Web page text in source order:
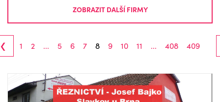
ZOBRAZIT DALŠÍ FIRMY
‹ 1 2 ... 5 6 7 8 9 10 11 ... 408 409